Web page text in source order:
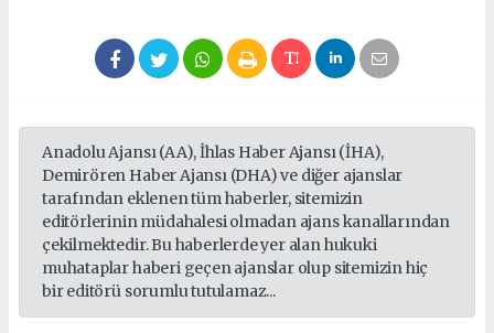
Anadolu Ajansı (AA), İhlas Haber Ajansı (İHA),
Demirören Haber Ajansı (DHA) ve diğer ajanslar
tarafından eklenen tüm haberler, sitemizin
editörlerinin müdahalesi olmadan ajans kanallarından
çekilmektedir. Bu haberlerde yer alan hukuki
muhataplar haberi geçen ajanslar olup sitemizin hiç
bir editörü sorumlu tutulamaz...